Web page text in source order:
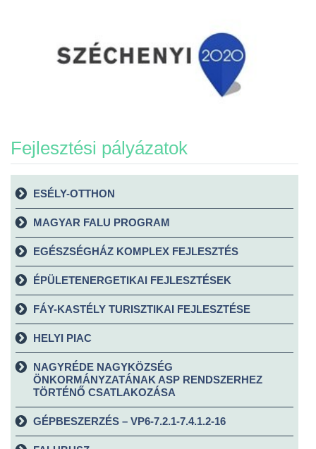
Fejlesztési pályázatok
ESÉLY-OTTHON
MAGYAR FALU PROGRAM
EGÉSZSÉGHÁZ KOMPLEX FEJLESZTÉS
ÉPÜLETENERGETIKAI FEJLESZTÉSEK
FÁY-KASTÉLY TURISZTIKAI FEJLESZTÉSE
HELYI PIAC
NAGYRÉDE NAGYKÖZSÉG
ÖNKORMÁNYZATÁNAK ASP RENDSZERHEZ
TÖRTÉNŐ CSATLAKOZÁSA
GÉPBESZERZÉS – VP6-7.2.1-7.4.1.2-16